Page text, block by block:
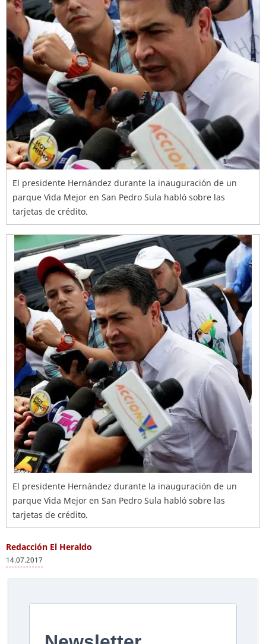
El presidente Hernández durante la inauguración de un
parque Vida Mejor en San Pedro Sula habló sobre las
tarjetas de crédito.
El presidente Hernández durante la inauguración de un
parque Vida Mejor en San Pedro Sula habló sobre las
tarjetas de crédito.
Redacción El Heraldo
14.07.2017